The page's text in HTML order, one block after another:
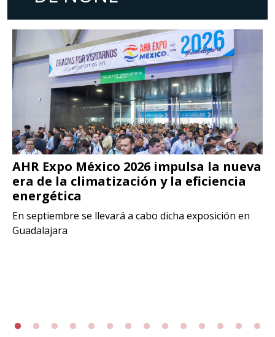
AHR Expo México 2026 impulsa la nueva
era de la climatización y la eficiencia
energética
En septiembre se llevará a cabo dicha exposición en
Guadalajara